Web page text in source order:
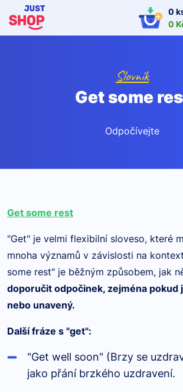
0
0
Slovník
Get some
Odpočívejte
Get some rest
"Get" je velmi flexibilní sloveso, které
mnoha významů v závislosti na
some rest" je běžným způsobem, jak
doporučit odpočinek, zejména pokud
nebo unavený.
Další fráze s "get":
"Get well soon" (Brzy se
jako přání brzkého uzdravení.